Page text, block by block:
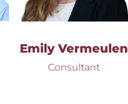
Emily Vermeulen
Consultant